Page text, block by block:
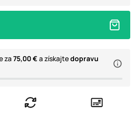
za 75,00 € a získajtedopravu